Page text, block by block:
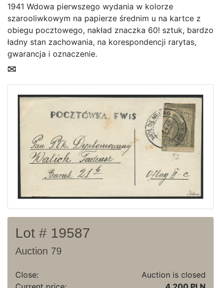
Home page
Current auction
Archive
Regulation
Contact
1941 Wdowa pierwszego wydania w kolorze
szarooliwkowym na papierze średnim u na kartce z
obiegu pocztowego, nakład znaczka 60! sztuk, bardzo
ładny stan zachowania, na korespondencji rarytas,
gwarancja i oznaczenie.
Lot # 19587
Auction 79
Close:
Auction is closed